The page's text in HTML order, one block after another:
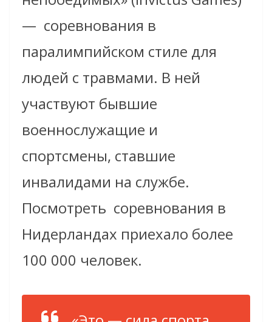
— соревнования в
паралимпийском стиле для
людей с травмами. В ней
участвуют бывшие
военнослужащие и
спортсмены, ставшие
инвалидами на службе.
Посмотреть соревнования в
Нидерландах приехало более
100 000 человек.